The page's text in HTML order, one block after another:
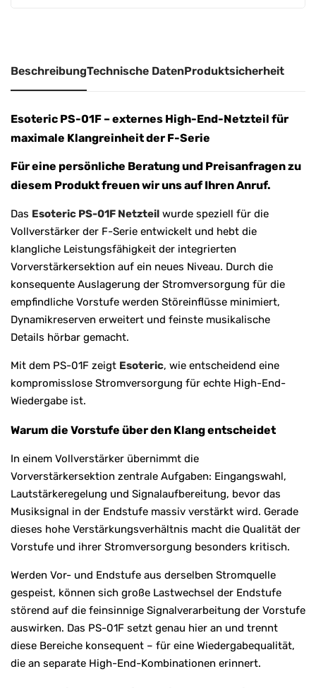
BeschreibungTechnische DatenProduktsicherheit
Esoteric PS-01F – externes High-End-Netzteil für
maximale Klangreinheit der F-Serie
Für eine persönliche Beratung und Preisanfragen zu
diesem Produkt freuen wir uns auf Ihren Anruf.
Das Esoteric PS-01F Netzteil wurde speziell für die
Vollverstärker der F-Serie entwickelt und hebt die
klangliche Leistungsfähigkeit der integrierten
Vorverstärkersektion auf ein neues Niveau. Durch die
konsequente Auslagerung der Stromversorgung für die
empfindliche Vorstufe werden Störeinflüsse minimiert,
Dynamikreserven erweitert und feinste musikalische
Details hörbar gemacht.
Mit dem PS-01F zeigt Esoteric, wie entscheidend eine
kompromisslose Stromversorgung für echte High-End-
Wiedergabe ist.
Warum die Vorstufe über den Klang entscheidet
In einem Vollverstärker übernimmt die
Vorverstärkersektion zentrale Aufgaben: Eingangswahl,
Lautstärkeregelung und Signalaufbereitung, bevor das
Musiksignal in der Endstufe massiv verstärkt wird. Gerade
dieses hohe Verstärkungsverhältnis macht die Qualität der
Vorstufe und ihrer Stromversorgung besonders kritisch.
Werden Vor- und Endstufe aus derselben Stromquelle
gespeist, können sich große Lastwechsel der Endstufe
störend auf die feinsinnige Signalverarbeitung der Vorstufe
auswirken. Das PS-01F setzt genau hier an und trennt
diese Bereiche konsequent – für eine Wiedergabequalität,
die an separate High-End-Kombinationen erinnert.